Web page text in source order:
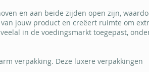
en aan beide zijden open zijn,
jouw product en creëert ruimte om
in de voedingsmarkt toegepast,
verpakking. Deze luxere verpakkingen